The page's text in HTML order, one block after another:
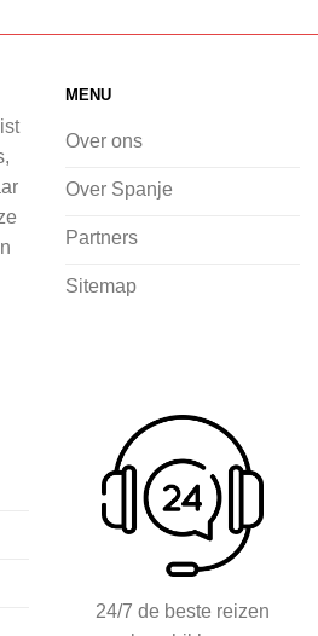
scala aan
op het strand,
of avontuur zoekt
de voorpret al
instapt, door
over dit zonnige
en boeken bij
team dat altijd
vragen te
ervoor te zorgen dat
hart op vakantie kunt
MENU
Over ons
Over Spanje
Partners
Sitemap
24/7 de beste reizen